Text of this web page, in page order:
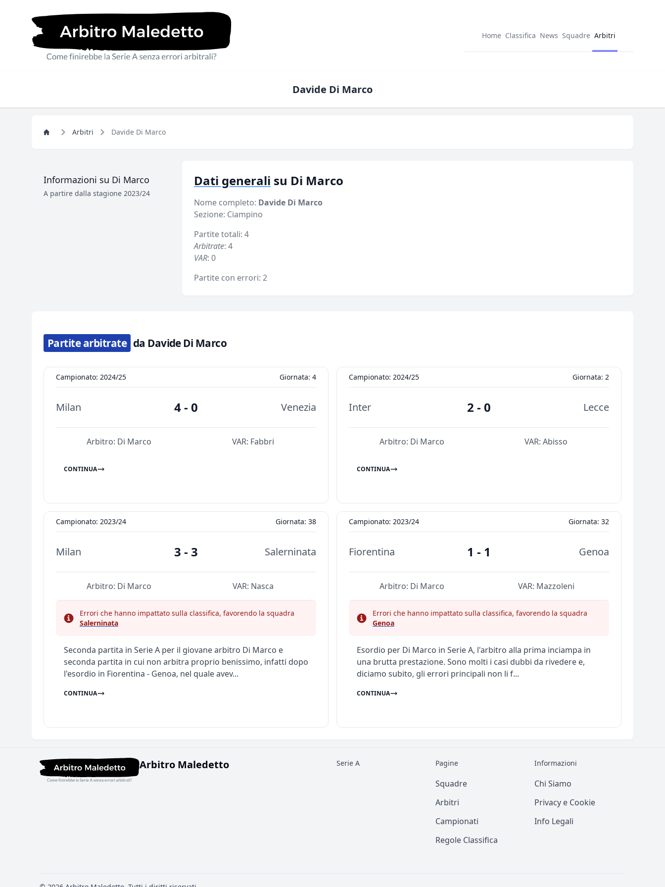
Home Classifica News Squadre Arbitri
Davide Di Marco
Arbitri Davide Di Marco
Informazioni su Di Marco
A partire dalla stagione 2023/24
Dati generali su Di Marco
Nome completo: Davide Di Marco
Sezione: Ciampino
Partite totali: 4
Arbitrate: 4
VAR: 0
Partite con errori: 2
Partite arbitrate da Davide Di Marco
Campionato: 2024/25 Giornata: 4
Milan 4 - 0 Venezia
Arbitro: Di Marco VAR: Fabbri
CONTINUA
Campionato: 2024/25 Giornata: 2
Inter 2 - 0 Lecce
Arbitro: Di Marco VAR: Abisso
CONTINUA
Campionato: 2023/24 Giornata: 38
Milan 3 - 3 Salerninata
Arbitro: Di Marco VAR: Nasca
Errori che hanno impattato sulla classifica, favorendo la squadra
Salerninata
Seconda partita in Serie A per il giovane arbitro Di Marco e
seconda partita in cui non arbitra proprio benissimo, infatti dopo
l'esordio in Fiorentina - Genoa, nel quale avev...
CONTINUA
Campionato: 2023/24 Giornata: 32
Fiorentina 1 - 1 Genoa
Arbitro: Di Marco VAR: Mazzoleni
Errori che hanno impattato sulla classifica, favorendo la squadra
Genoa
Esordio per Di Marco in Serie A, l'arbitro alla prima inciampa in
una brutta prestazione. Sono molti i casi dubbi da rivedere e,
diciamo subito, gli errori principali non li f...
CONTINUA
Arbitro Maledetto Serie A Pagine
Squadre
Arbitri
Campionati
Regole Classifica
Informazioni
Chi Siamo
Privacy e Cookie
Info Legali